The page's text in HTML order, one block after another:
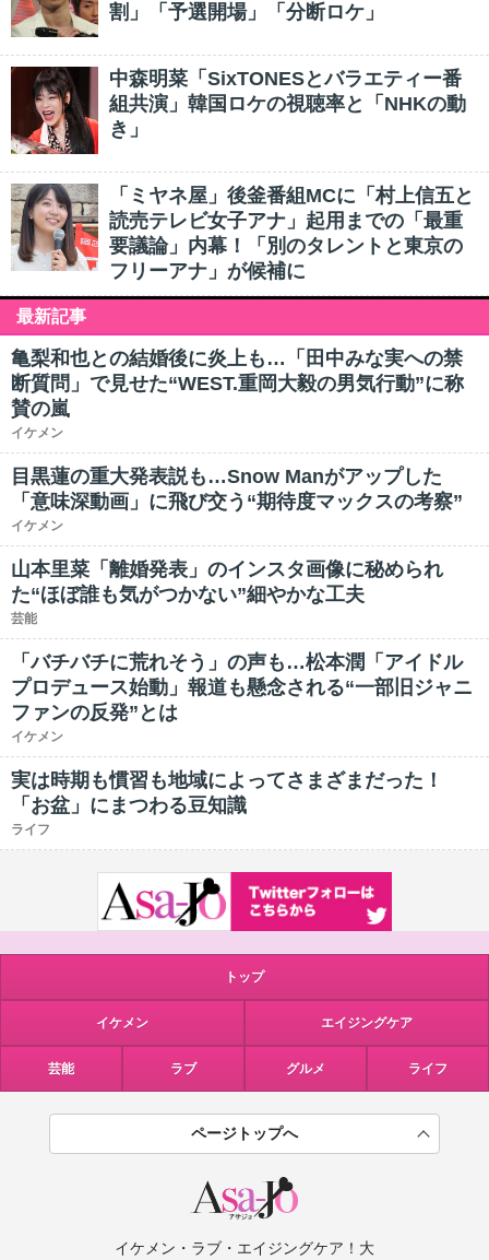
割」「予選開場」「分断ロケ」
中森明菜「SixTONESとバラエティー番
組共演」韓国ロケの視聴率と「NHKの動
き」
「ミヤネ屋」後釜番組MCに「村上信五と
読売テレビ女子アナ」起用までの「最重
要議論」内幕！「別のタレントと東京の
フリーアナ」が候補に
最新記事
亀梨和也との結婚後に炎上も…「田中みな実への禁
断質問」で見せた“WEST.重岡大毅の男気行動”に称
賛の嵐
イケメン
目黒蓮の重大発表説も…Snow Manがアップした
「意味深動画」に飛び交う“期待度マックスの考察”
イケメン
山本里菜「離婚発表」のインスタ画像に秘められ
た“ほぼ誰も気がつかない”細やかな工夫
芸能
「バチバチに荒れそう」の声も…松本潤「アイドル
プロデュース始動」報道も懸念される“一部旧ジャニ
ファンの反発”とは
イケメン
実は時期も慣習も地域によってさまざまだった！
「お盆」にまつわる豆知識
ライフ
トップ
イケメン エイジングケア
芸能 ラブ グルメ ライフ
ページトップへ
イケメン・ラブ・エイジングケア！大